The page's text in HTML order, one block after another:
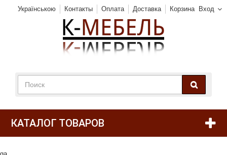
Вход
Українською Контакты Оплата Доставка Корзина
КАТАЛОГ ТОВАРОВ